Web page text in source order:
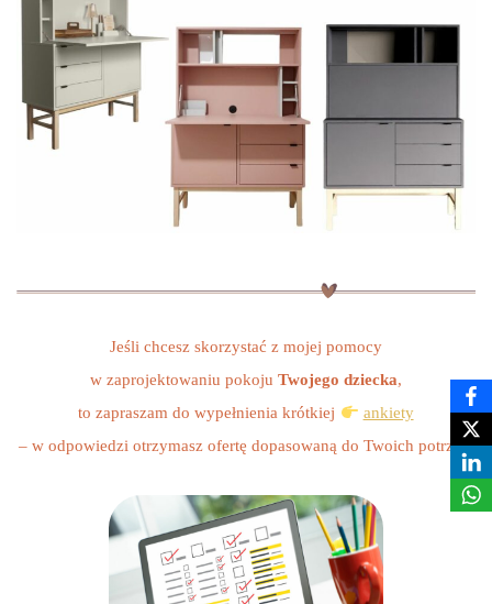
Jeśli chcesz skorzystać z mojej pomocy
w zaprojektowaniu pokoju Twojego dziecka,
to zapraszam do wypełnienia krótkiej
ankiety
– w odpowiedzi otrzymasz ofertę dopasowaną do Twoich potrzeb.